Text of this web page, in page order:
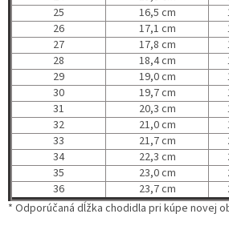
25
16,5 cm
26
17,1 cm
27
17,8 cm
28
18,4 cm
29
19,0 cm
30
19,7 cm
31
20,3 cm
32
21,0 cm
33
21,7 cm
34
22,3 cm
35
23,0 cm
36
23,7 cm
* Odporúčaná dĺžka chodidla pri kúpe novej